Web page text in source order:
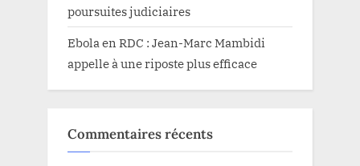
poursuites judiciaires
Ebola en RDC : Jean-Marc Mambidi
appelle à une riposte plus efficace
Commentaires récents